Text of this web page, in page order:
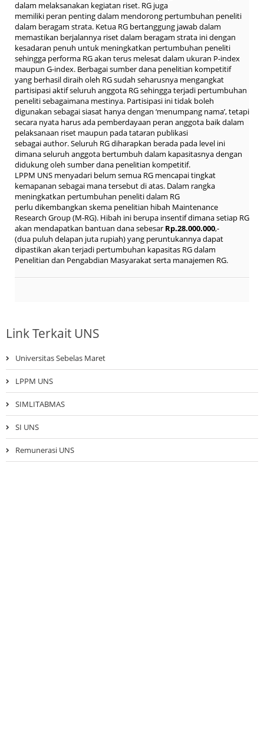
dalam melaksanakan kegiatan riset. RG juga
memiliki peran penting dalam mendorong pertumbuhan peneliti
dalam beragam strata. Ketua RG bertanggung jawab dalam
memastikan berjalannya riset dalam beragam strata ini dengan
kesadaran penuh untuk meningkatkan pertumbuhan peneliti
sehingga performa RG akan terus melesat dalam ukuran P-index
maupun G-index. Berbagai sumber dana penelitian kompetitif
yang berhasil diraih oleh RG sudah seharusnya mengangkat
partisipasi aktif seluruh anggota RG sehingga terjadi pertumbuhan
peneliti sebagaimana mestinya. Partisipasi ini tidak boleh
digunakan sebagai siasat hanya dengan ‘menumpang nama’, tetapi
secara nyata harus ada pemberdayaan peran anggota baik dalam
pelaksanaan riset maupun pada tataran publikasi
sebagai author. Seluruh RG diharapkan berada pada level ini
dimana seluruh anggota bertumbuh dalam kapasitasnya dengan
didukung oleh sumber dana penelitian kompetitif.
LPPM UNS menyadari belum semua RG mencapai tingkat
kemapanan sebagai mana tersebut di atas. Dalam rangka
meningkatkan pertumbuhan peneliti dalam RG
perlu dikembangkan skema penelitian hibah Maintenance
Research Group (M-RG). Hibah ini berupa insentif dimana setiap RG
akan mendapatkan bantuan dana sebesar Rp.28.000.000,-
(dua puluh delapan juta rupiah) yang peruntukannya dapat
dipastikan akan terjadi pertumbuhan kapasitas RG dalam
Penelitian dan Pengabdian Masyarakat serta manajemen RG.
Link Terkait UNS
Universitas Sebelas Maret
LPPM UNS
SIMLITABMAS
SI UNS
Remunerasi UNS